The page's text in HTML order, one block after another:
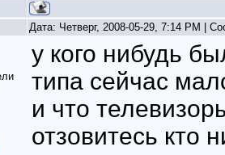
Дата: Четверг, 2008-05-29, 7:14 PM |
у кого нибудь
типа сейчас
и что
отзовитесь кто